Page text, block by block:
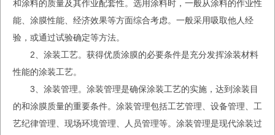
和涂料的质量及其作业配套性。选用涂料时，一般从涂料的作业性
能、涂膜性能、经济效果等方面综合考虑。一般采用吸取他人经
验，或通过试验确定等方法。
2、涂装工艺。获得优质涂膜的必要条件是充分发挥涂装材料
性能的涂装工艺。
3、涂装管理。涂装管理是确保涂装工艺的实施，达到涂装目
的和涂膜质量的重要条件。涂装管理包括工艺管理、设备管理、工
艺纪律管理、现场环境管理、人员管理等。涂装管理是现代涂装过